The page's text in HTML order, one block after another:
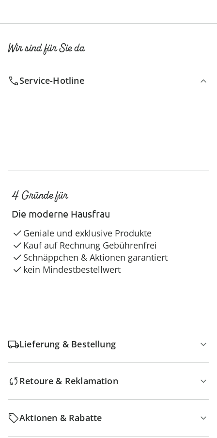
Wir sind für Sie da
Service-Hotline
4 Gründe für
Die moderne Hausfrau
Geniale und exklusive Produkte
Kauf auf Rechnung Gebührenfrei
Schnäppchen & Aktionen garantiert
kein Mindestbestellwert
Lieferung & Bestellung
Retoure & Reklamation
Aktionen & Rabatte